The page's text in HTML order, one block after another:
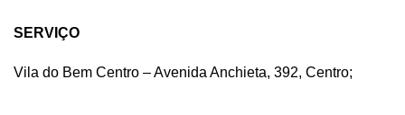
SERVIÇO
Vila do Bem Centro – Avenida Anchieta, 392, Centro;